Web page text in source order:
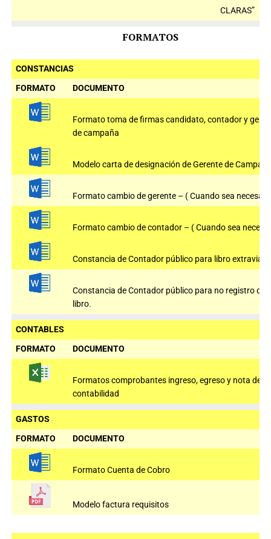
CLARAS”
FORMATOS
CONSTANCIAS
FORMATO
DOCUMENTO
Formato toma de firmas candidato, contador y
de campaña
Modelo carta de designación de Gerente de
Formato cambio de gerente – ( Cuando sea
Formato cambio de contador – ( Cuando sea
Constancia de Contador público para libro
Constancia de Contador público para no registro de
libro.
CONTABLES
FORMATO
DOCUMENTO
Formatos comprobantes ingreso, egreso y nota de
contabilidad
GASTOS
FORMATO
DOCUMENTO
Formato Cuenta de Cobro
Modelo factura requisitos